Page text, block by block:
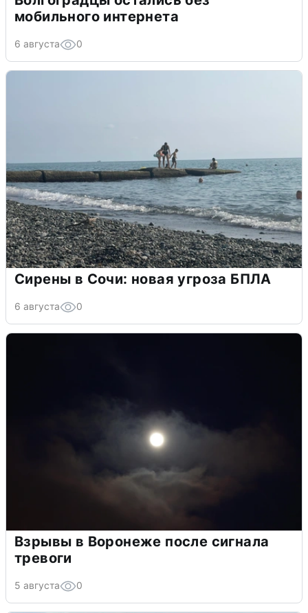
мобильного интернета
6 августа 0
Сирены в Сочи: новая угроза БПЛА
6 августа 0
Взрывы в Воронеже после сигнала
тревоги
5 августа 0